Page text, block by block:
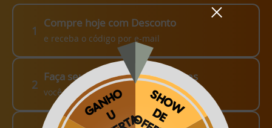
1
Compre hoje com Desconto
e receba o código por e-mail
2
Faça seu pedido em até 3 meses
você escolhe como fazer!